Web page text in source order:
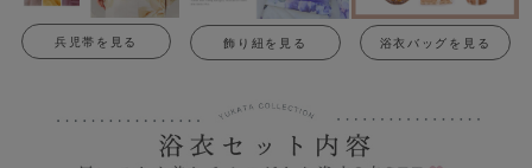
兵児帯を見る 飾り紐を見る 浴衣バッグを見る